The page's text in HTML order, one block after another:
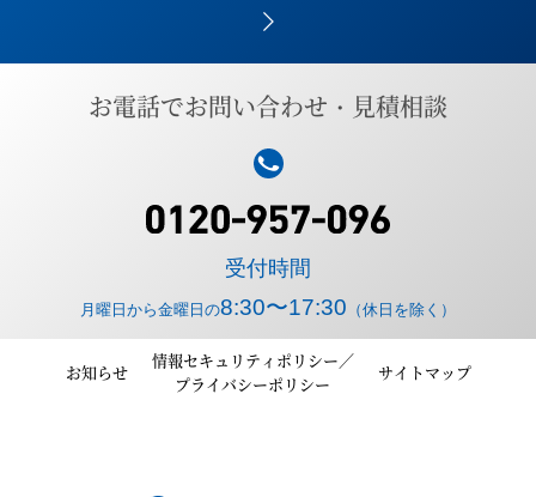
お電話でお問い合わせ・見積相談
受付時間
月曜日から金曜日の8:30〜17:30 （休日を除く）
お知らせ
情報セキュリティポリシー／
プライバシーポリシー
サイトマップ